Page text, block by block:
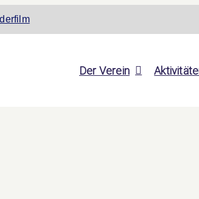
Der Verein